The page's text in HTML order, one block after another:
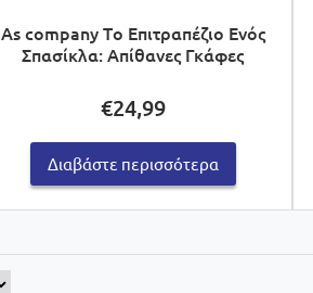
As company Tο Επιτραπέζιο Ενός
Σπασίκλα: Απίθανες Γκάφες
€24,99
Διαβάστε περισσότερα